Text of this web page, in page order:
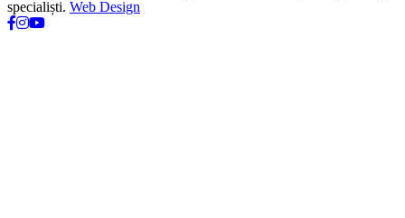
specialiști. Web Design